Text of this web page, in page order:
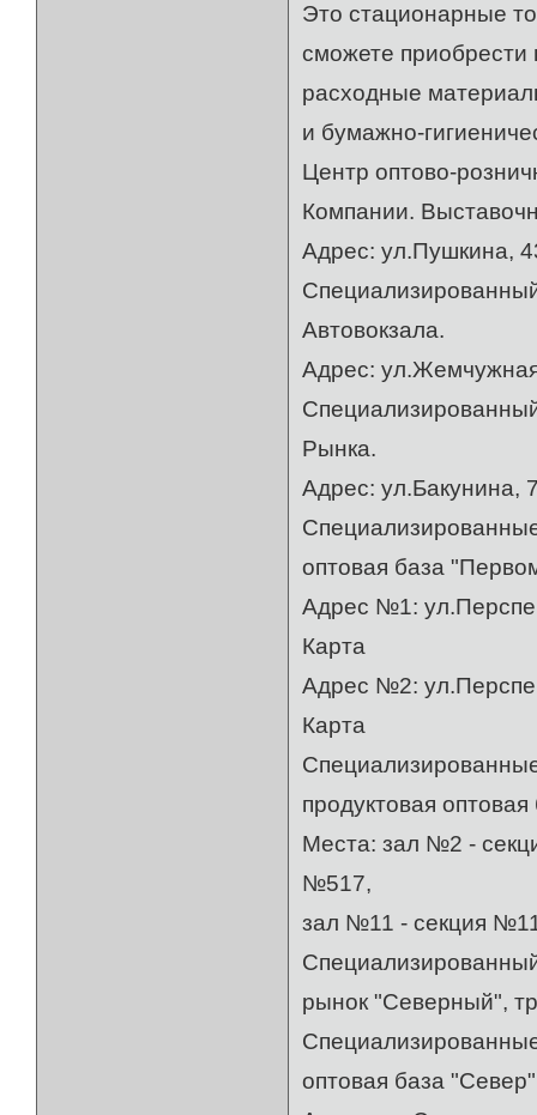
Это стационарные
сможете
расходные
и бумажно-
Центр оптово-
Компании.
Адрес: ул.Пушкина,
Автовокзала.
Адрес:
Рынка.
Адрес: ул.Бакунина,
оптовая база
Адрес №1:
Карта
Адрес №2:
Карта
продуктовая
Места: зал №2 -
№517,
зал №11 - секция
рынок "Северный",
оптовая база